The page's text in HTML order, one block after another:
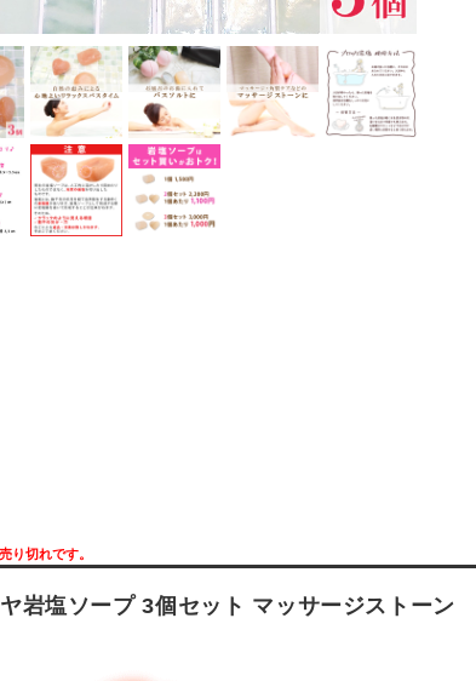
り切れです。
岩塩ソープ 3個セット マッサージストーン